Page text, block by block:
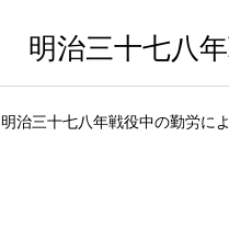
フロアマップ
常設展案内
事業案内(テーマ展示・ボランテ
団体利用について（社会科見学
せたがや歴史文化物語
明治三十七八
明治三十七八年戦役中の勤労に